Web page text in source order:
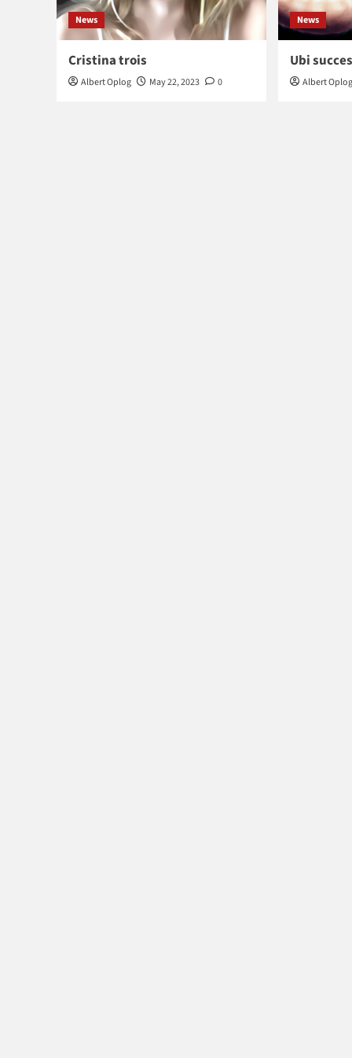
News
Cristina trois
Albert Oplog May 22, 2023 0
News
Ubi
Albert Oplog